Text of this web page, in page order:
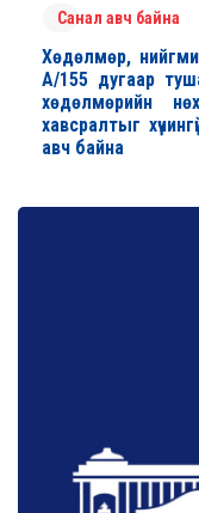
Санал авч байна
Хөдөлмөр,
А/155 дугаар
хөдөлмөрийн
хавсралтыг
авч байна